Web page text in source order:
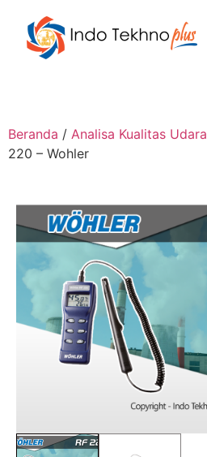
Beranda / Analisa Kualitas Udara
220 – Wohler